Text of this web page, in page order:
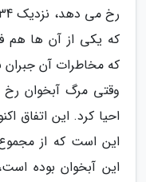
که یکی از آن ها هم
که مخاطرات آن
وقتی مرگ آبخوان رخ
احیا کرد. این اتفاق